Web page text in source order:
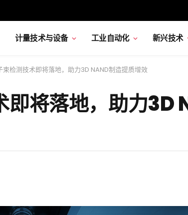
计量技术与设备 工业自动化 新兴技术
束检测技术即将落地，助力3D NAND制造提质增效
即将落地，助力3D